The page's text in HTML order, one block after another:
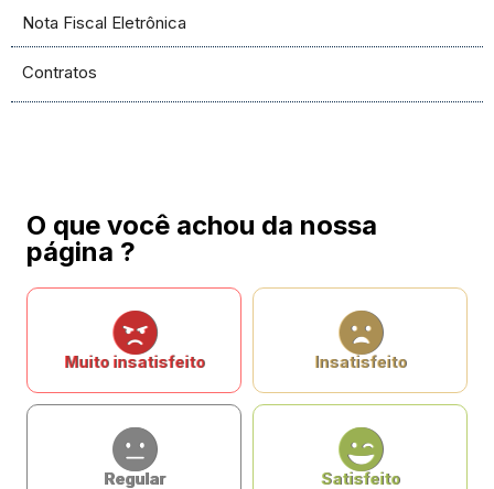
Nota Fiscal Eletrônica
Contratos
O que você achou da nossa
página ?
Muito insatisfeito Insatisfeito
Regular Satisfeito